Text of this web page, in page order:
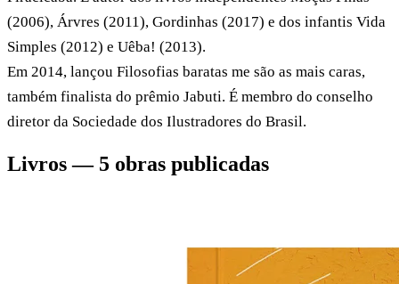
(2006), Árvres (2011), Gordinhas (2017) e dos infantis Vida
Simples (2012) e Uêba! (2013).
Em 2014, lançou Filosofias baratas me são as mais caras,
também finalista do prêmio Jabuti. É membro do conselho
diretor da Sociedade dos Ilustradores do Brasil.
Livros — 5 obras publicadas